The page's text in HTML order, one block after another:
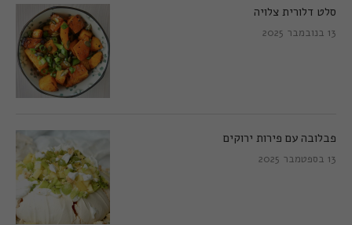
סלט דלורית צלויה
13 בנובמבר 2025
פבלובה עם פירות ירוקים
13 בספטמבר 2025